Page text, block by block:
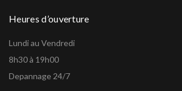
Heures d’ouverture
Lundi au Vendredi
8h30 à 19h00
Depannage 24/7